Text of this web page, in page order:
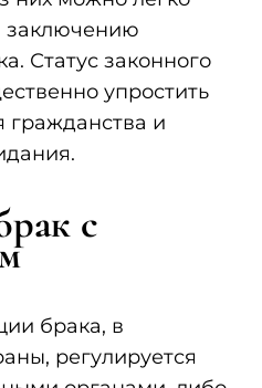
заключению
Статус законного
упростить
гражданства и
с
брака, в
регулируется